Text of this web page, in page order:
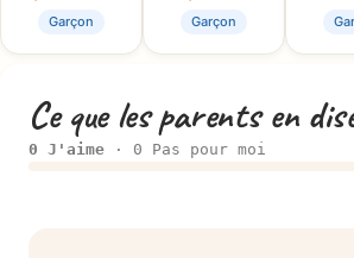
Garçon Garçon
Ce que les parents en
0 J'aime · 0 Pas pour moi